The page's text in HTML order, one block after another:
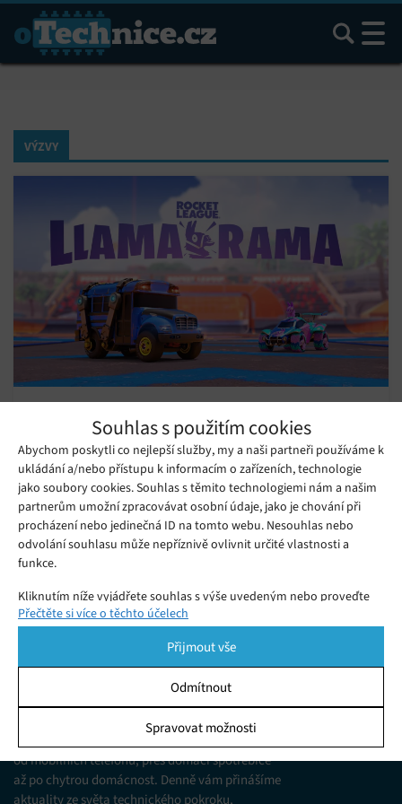
Souhlas s použitím cookies
Abychom poskytli co nejlepší služby, my a naši partneři používáme k
ukládání a/nebo přístupu k informacím o zařízeních, technologie
jako soubory cookies. Souhlas s těmito technologiemi nám a našim
partnerům umožní zpracovávat osobní údaje, jako je chování při
procházení nebo jedinečná ID na tomto webu. Nesouhlas nebo
odvolání souhlasu může nepříznivě ovlivnit určité vlastnosti a
funkce.
Kliknutím níže vyjádřete souhlas s výše uvedeným nebo proveďte
podrobnější rozhodnutí. Vaše volby budou použity pouze na tomto
pomocí přepínačů v Zásadách cookies nebo kliknutím na tlačítko
Spravovat souhlas ve spodní části obrazovky.
Ukládání a/nebo přístup k informacím v zařízení, Porozumění
publiku prostřednictvím statistik nebo kombinací údajů z
různých zdrojů.
Přečtěte si více o těchto účelech
Přijmout vše
Odmítnout
Spravovat možnosti
Hledat
VÝZVY
Llama-Rama nabídne hráčům řadu výzev a
odměn s tematikou Fortnite
Středa 23. 09. 2020 Samuel
Dnes (23. září od 17 hodin SEČ) přechází oblíbená hra Rocket
League na free-to-play.
Jsme web zajímající se o technologické novinky
od mobilních telefonů, přes domácí spotřebiče
až po chytrou domácnost. Denně vám přinášíme
aktuality ze světa technického pokroku,